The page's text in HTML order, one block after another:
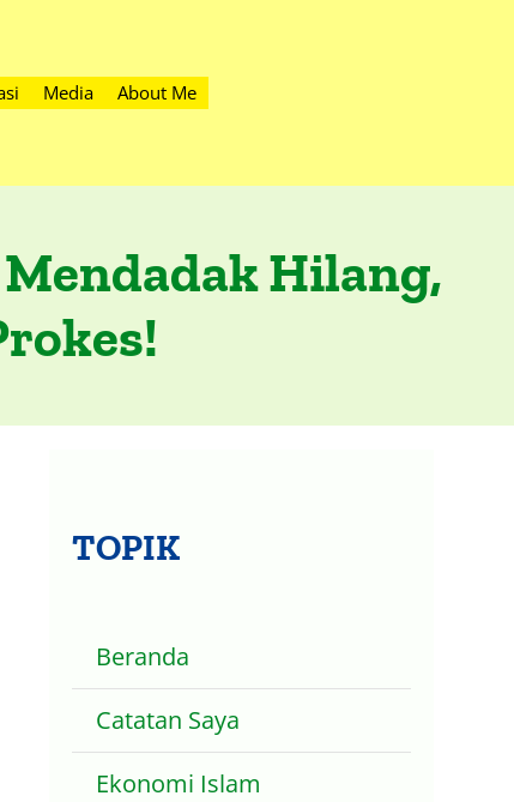
Media About Me
Hilang,
TOPIK
Beranda
Catatan Saya
Ekonomi Islam